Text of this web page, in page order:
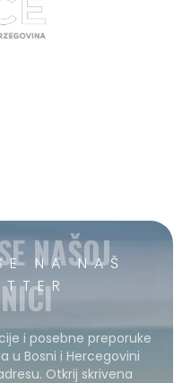
NA NAŠ
NAŠOJ
i posebne preporuke
u Bosni i Hercegovini
Otkrij skrivena